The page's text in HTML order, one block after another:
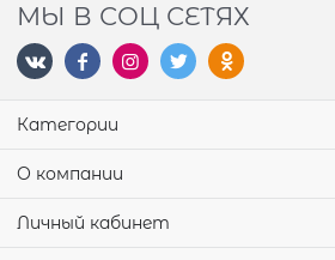
МЫ В СОЦ СЕТЯХ
Категории
О компании
Личный кабинет